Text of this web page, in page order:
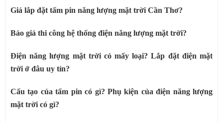
Giá lắp đặt tấm pin năng lượng mặt trời Cần Thơ?
Báo giá thi công hệ thống điện năng lượng mặt trời?
Điện năng lượng mặt trời có mấy loại? Lắp đặt điện mặt
trời ở đâu uy tín?
Cấu tạo của tấm pin có gì? Phụ kiện của điện năng lượng
mặt trời có gì?